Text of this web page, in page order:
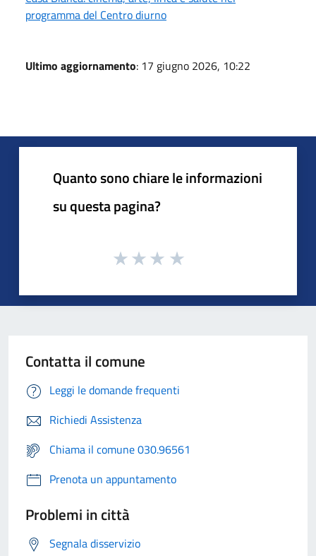
programma del Centro diurno
Ultimo aggiornamento: 17 giugno 2026, 10:22
Quanto sono chiare le informazioni
su questa pagina?
Contatta il comune
Leggi le domande frequenti
Richiedi Assistenza
Chiama il comune 030.96561
Prenota un appuntamento
Problemi in città
Segnala disservizio